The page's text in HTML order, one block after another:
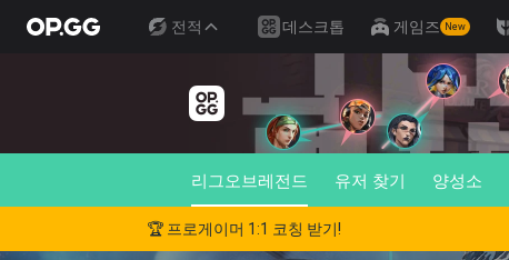
전적 데스크톱 게임즈 New
리그오브레전드 유저 찾기 양성소
🏆 프로게이머 1:1 코칭 받기!